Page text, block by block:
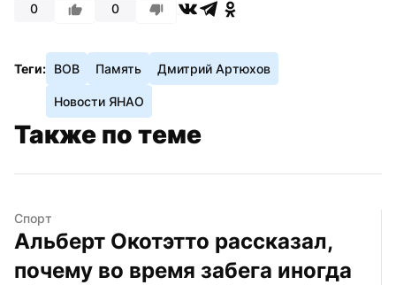
0 0
Теги: ВОВ Память Дмитрий Артюхов
Новости ЯНАО
Также по теме
Спорт
Альберт Окотэтто рассказал,
почему во время забега иногда